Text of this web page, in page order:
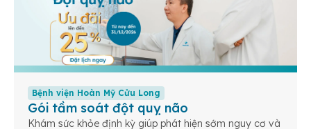
Bệnh viện Hoàn Mỹ Cửu Long
Gói tầm soát đột quỵ não
Khám sức khỏe định kỳ giúp phát hiện sớm nguy cơ và